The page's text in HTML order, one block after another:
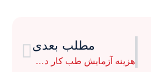
مطلب بعدی
هزینه آزمایش طب کار در کرج سال 1405